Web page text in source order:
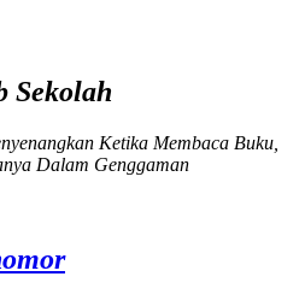
Sekolah
Ketika Membaca Buku,
Dalam Genggaman